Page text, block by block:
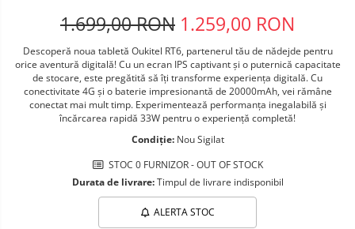
Telefoane mobile ALTE BRANDURI
1.699,00 RON 1.259,00 RON
Descoperă noua tabletă Oukitel RT6, partenerul tău de nădejde pentru
orice aventură digitală! Cu un ecran IPS captivant și o puternică capacitate
de stocare, este pregătită să îți transforme experiența digitală. Cu
conectivitate 4G și o baterie impresionantă de 20000mAh, vei rămâne
conectat mai mult timp. Experimentează performanța inegalabilă și
încărcarea rapidă 33W pentru o experiență completă!
Condiție: Nou Sigilat
STOC 0 FURNIZOR - OUT OF STOCK
Durata de livrare:Timpul de livrare indisponibil
ALERTA STOC